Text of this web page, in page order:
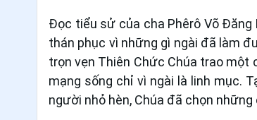
Đọc tiểu sử của cha Phêrô Võ
thán phục vì những gì ngài đã làm
trọn vẹn Thiên Chức Chúa trao một
mạng sống chỉ vì ngài là linh mục.
người nhỏ hèn, Chúa đã chọn